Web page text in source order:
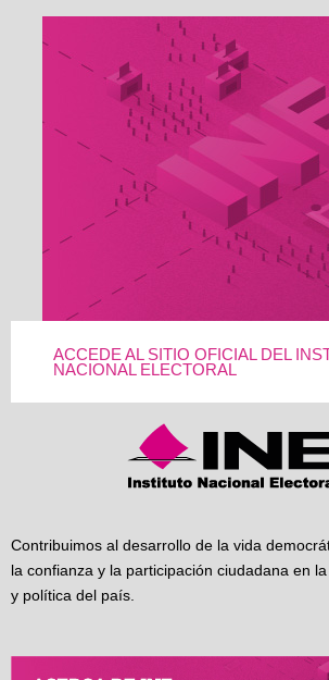
ACCEDE AL SITIO OFICIAL DEL
NACIONAL ELECTORAL
Contribuimos al desarrollo de la vida
la confianza y la participación ciudadana en
y política del país.